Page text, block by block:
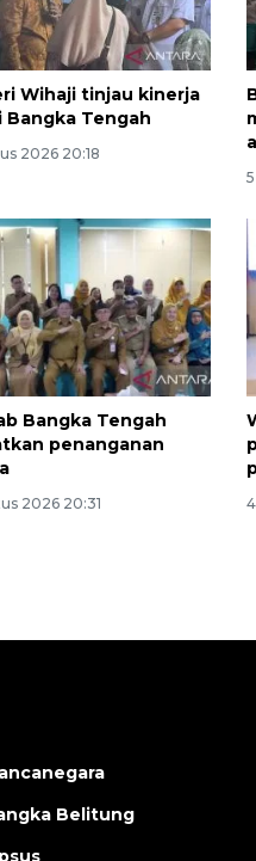
Wihaji tinjau kinerja
Bangka Tengah
2026 20:18
Bangka Tengah
penanganan
2026 20:31
2026-08-05
Belitung